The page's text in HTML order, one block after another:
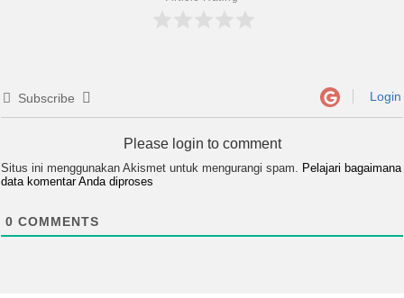
Subscribe Login
Please login to comment
Situs ini menggunakan Akismet untuk mengurangi spam. Pelajari bagaimana
data komentar Anda diproses
0 COMMENTS